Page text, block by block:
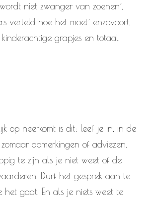
niet zwanger van zoenen´,
verteld hoe het moet´ enzovoort,
grapjes en totaal
op neerkomt is dit: leef je in, in de
opmerkingen of adviezen.
te zijn als je niet weet of de
Durf het gesprek aan te
gaat. En als je niets weet te